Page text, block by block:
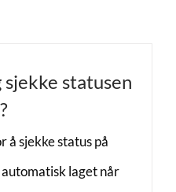
statusen
å sjekke status på
laget når